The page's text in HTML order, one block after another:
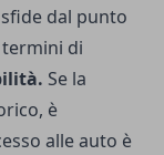
dal punto
di
Se la
è
alle auto è